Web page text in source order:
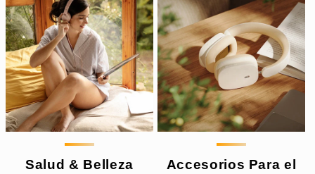
Salud & Belleza
Accesorios Para el